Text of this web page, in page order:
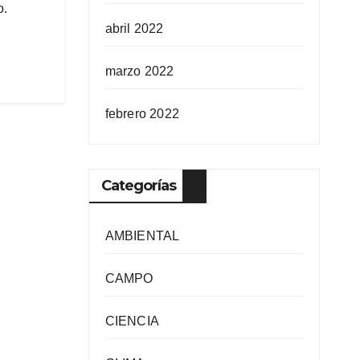
abril 2022
marzo 2022
febrero 2022
Categorías
AMBIENTAL
CAMPO
CIENCIA